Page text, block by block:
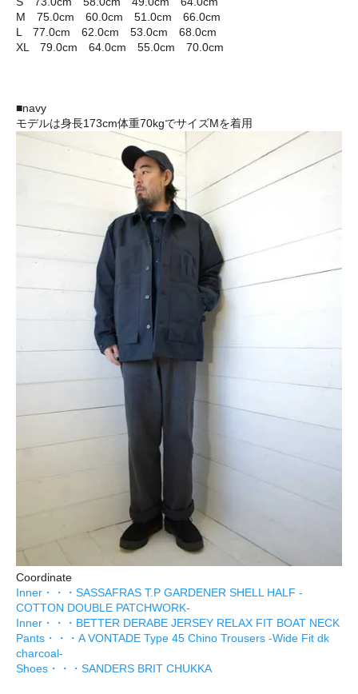
M 75.0cm 60.0cm 51.0cm 66.0cm
L 77.0cm 62.0cm 53.0cm 68.0cm
XL 79.0cm 64.0cm 55.0cm 70.0cm
■navy
モデルは身長173cm体重70kgでサイズMを着用
Coordinate
Inner・・・SASSAFRAS T.P GARDENER SHELL HALF -
COTTON DOUBLE PATCHWORK-
Inner・・・BETTER DERABE JERSEY RELAX FIT BOAT NECK
Pants・・・A VONTADE Type 45 Chino Trousers -Wide Fit dk
charcoal-
Shoes・・・SANDERS BRIT CHUKKA